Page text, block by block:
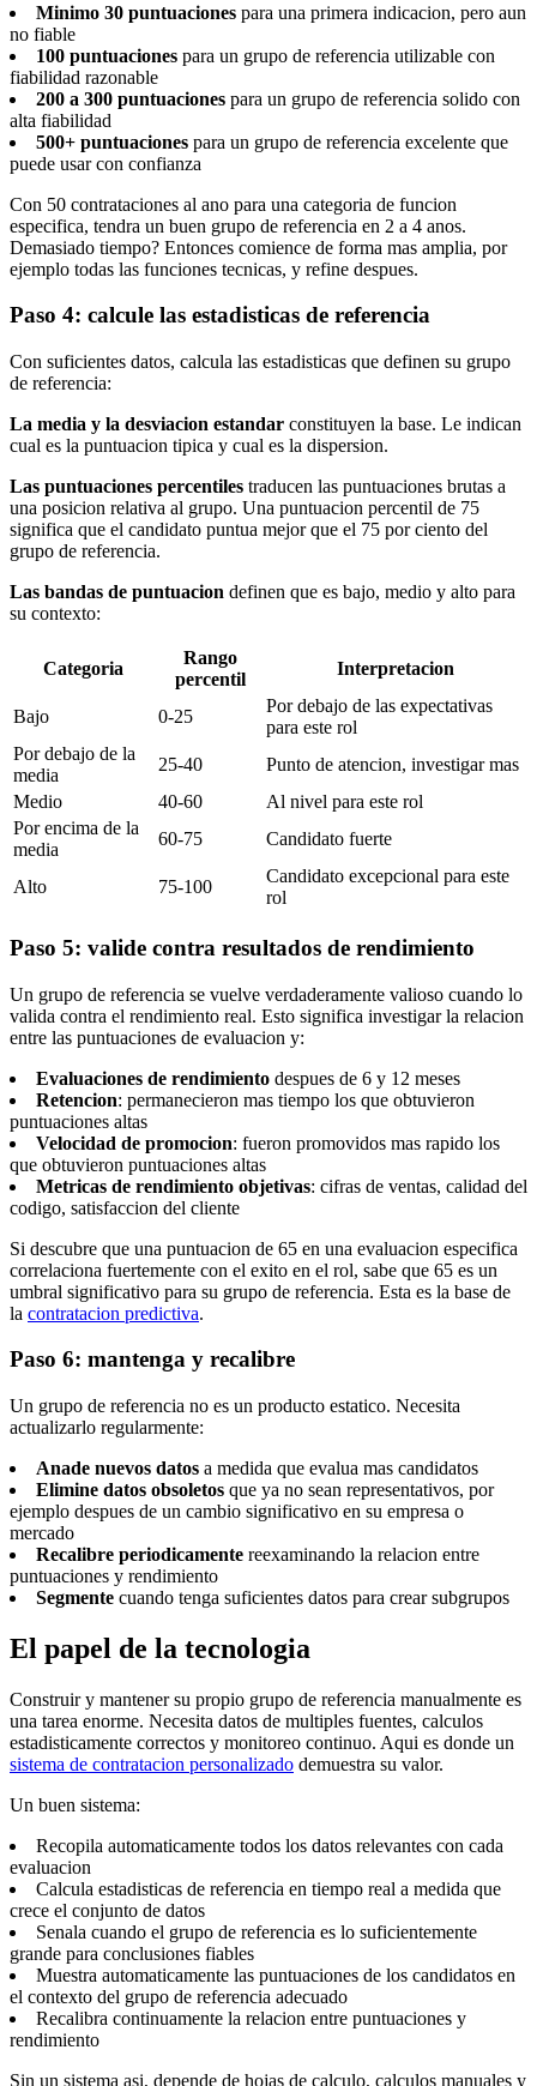
Minimo 30 puntuaciones para una primera indicacion, pero aun
no fiable
100 puntuaciones para un grupo de referencia utilizable con
fiabilidad razonable
200 a 300 puntuaciones para un grupo de referencia solido con
alta fiabilidad
500+ puntuaciones para un grupo de referencia excelente que
puede usar con confianza
Con 50 contrataciones al ano para una categoria de funcion
especifica, tendra un buen grupo de referencia en 2 a 4 anos.
Demasiado tiempo? Entonces comience de forma mas amplia, por
ejemplo todas las funciones tecnicas, y refine despues.
Paso 4: calcule las estadisticas de referencia
Con suficientes datos, calcula las estadisticas que definen su grupo
de referencia:
La media y la desviacion estandar constituyen la base. Le indican
cual es la puntuacion tipica y cual es la dispersion.
Las puntuaciones percentiles traducen las puntuaciones brutas a
una posicion relativa al grupo. Una puntuacion percentil de 75
significa que el candidato puntua mejor que el 75 por ciento del
grupo de referencia.
Las bandas de puntuacion definen que es bajo, medio y alto para
su contexto:
Categoria
Rango
percentil
Interpretacion
Bajo 0-25
Por debajo de las expectativas
para este rol
Por debajo de la
media
25-40
Punto de atencion, investigar mas
Medio
40-60
Al nivel para este rol
Por encima de la
media
60-75 Candidato fuerte
Alto 75-100
Candidato excepcional para este
rol
Paso 5: valide contra resultados de rendimiento
Un grupo de referencia se vuelve verdaderamente valioso cuando lo
valida contra el rendimiento real. Esto significa investigar la relacion
entre las puntuaciones de evaluacion y:
Evaluaciones de rendimiento despues de 6 y 12 meses
Retencion: permanecieron mas tiempo los que obtuvieron
puntuaciones altas
Velocidad de promocion: fueron promovidos mas rapido los
que obtuvieron puntuaciones altas
Metricas de rendimiento objetivas: cifras de ventas, calidad del
codigo, satisfaccion del cliente
Si descubre que una puntuacion de 65 en una evaluacion especifica
correlaciona fuertemente con el exito en el rol, sabe que 65 es un
umbral significativo para su grupo de referencia. Esta es la base de
la contratacion predictiva.
Paso 6: mantenga y recalibre
Un grupo de referencia no es un producto estatico. Necesita
actualizarlo regularmente:
Anade nuevos datos a medida que evalua mas candidatos
Elimine datos obsoletos que ya no sean representativos, por
ejemplo despues de un cambio significativo en su empresa o
mercado
Recalibre periodicamente reexaminando la relacion entre
puntuaciones y rendimiento
Segmente cuando tenga suficientes datos para crear subgrupos
El papel de la tecnologia
Construir y mantener su propio grupo de referencia manualmente es
una tarea enorme. Necesita datos de multiples fuentes, calculos
estadisticamente correctos y monitoreo continuo. Aqui es donde un
sistema de contratacion personalizado demuestra su valor.
Un buen sistema:
Recopila automaticamente todos los datos relevantes con cada
evaluacion
Calcula estadisticas de referencia en tiempo real a medida que
crece el conjunto de datos
Senala cuando el grupo de referencia es lo suficientemente
grande para conclusiones fiables
Muestra automaticamente las puntuaciones de los candidatos en
el contexto del grupo de referencia adecuado
Recalibra continuamente la relacion entre puntuaciones y
rendimiento
Sin un sistema asi, depende de hojas de calculo, calculos manuales y